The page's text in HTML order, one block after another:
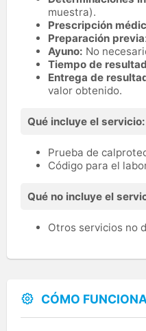
muestra).
Prescripción médic
Preparación previa
Ayuno: No
Tiempo de
Entrega de
valor obtenido.
Qué incluye el servicio:
Prueba de
Código para el
Qué no incluye el
Otros servicios no
CÓMO